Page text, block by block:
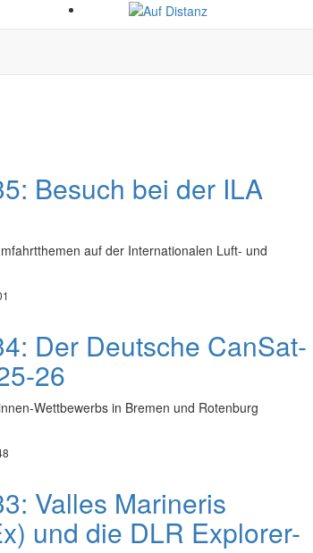
Besuch bei der ILA
auf der Internationalen Luft- und
Der Deutsche CanSat-
26
Wettbewerbs in Bremen und Rotenburg
Valles Marineris
und die DLR Explorer-